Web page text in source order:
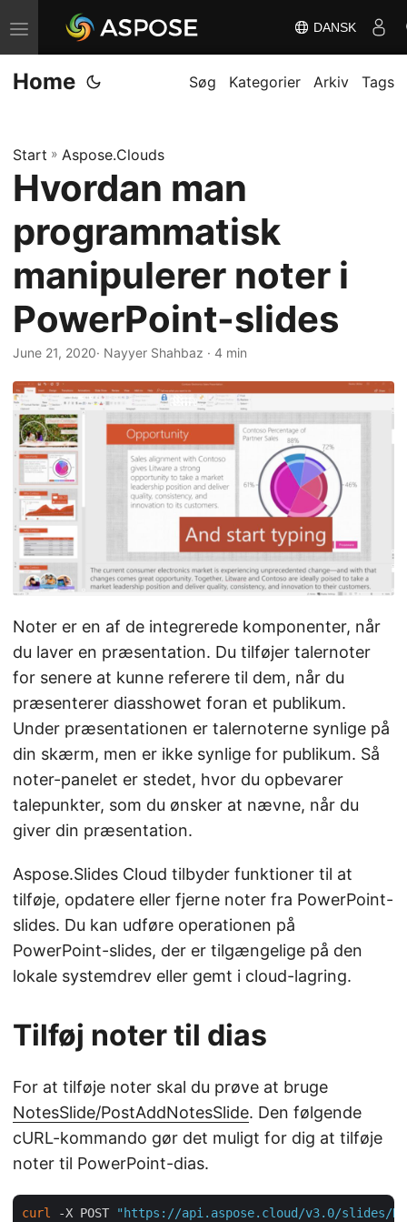
S
k
i
n
a
i
a
t
i
o
n
DANSK
Home Søg Kategorier Arkiv Tags
Start » Aspose.Clouds
Hvordan man
programmatisk
manipulerer noter i
PowerPoint-slides
June 21, 2020· Nayyer Shahbaz · 4 min
Noter er en af de integrerede komponenter, når
du laver en præsentation. Du tilføjer talernoter
for senere at kunne referere til dem, når du
præsenterer diasshowet foran et publikum.
Under præsentationen er talernoterne synlige på
din skærm, men er ikke synlige for publikum. Så
noter-panelet er stedet, hvor du opbevarer
talepunkter, som du ønsker at nævne, når du
giver din præsentation.
Aspose.Slides Cloud tilbyder funktioner til at
tilføje, opdatere eller fjerne noter fra PowerPoint-
slides. Du kan udføre operationen på
PowerPoint-slides, der er tilgængelige på den
lokale systemdrev eller gemt i cloud-lagring.
Tilføj noter til dias
For at tilføje noter skal du prøve at bruge
NotesSlide/PostAddNotesSlide. Den følgende
cURL-kommando gør det muligt for dig at tilføje
noter til PowerPoint-dias.
curl -X POST "https://api.aspose.cloud/v3.0/slides/